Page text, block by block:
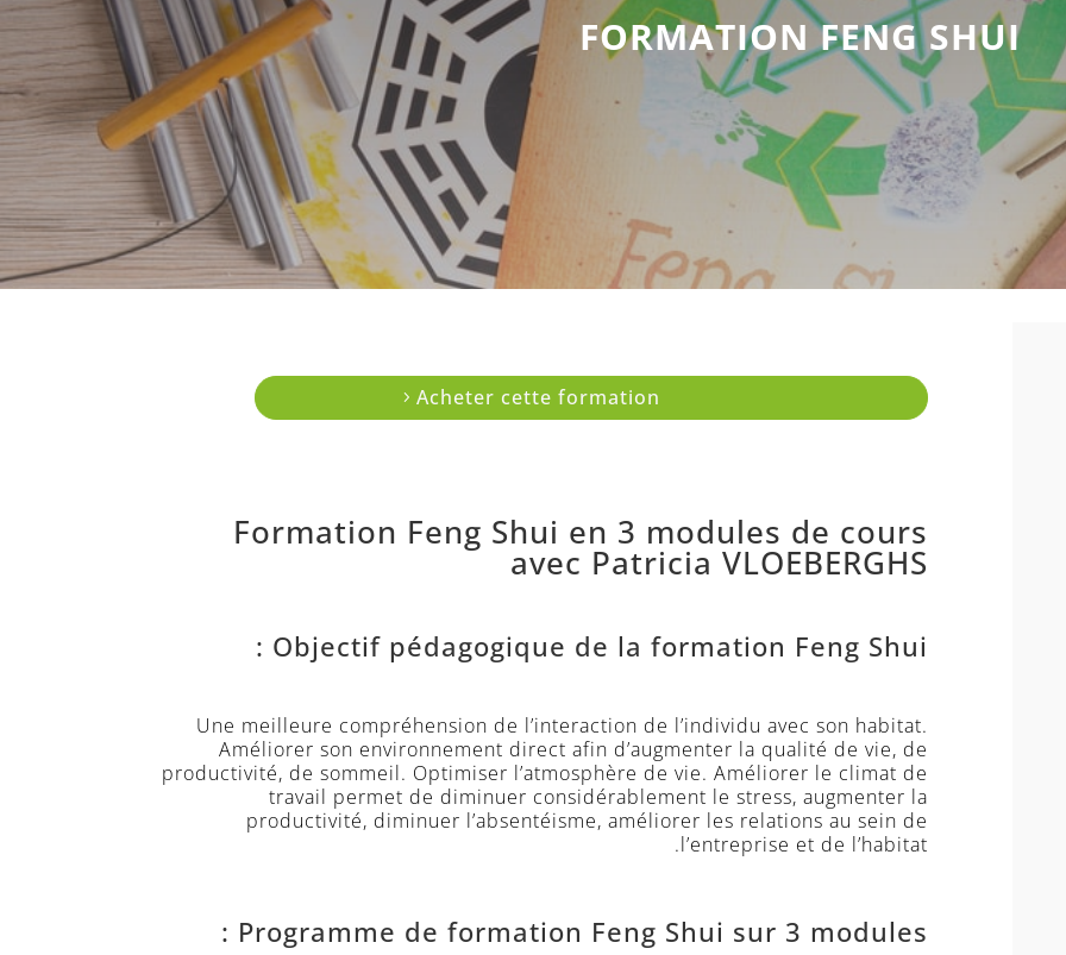
FORMATION FENG SHUI
Acheter cette formation
Formation Feng Shui en 3 modules de cours
avec Patricia VLOEBERGHS
Objectif pédagogique de la formation Feng Shui :
Une meilleure compréhension de l’interaction de l’individu avec son habitat.
Améliorer son environnement direct afin d’augmenter la qualité de vie, de
productivité, de sommeil. Optimiser l’atmosphère de vie. Améliorer le climat de
travail permet de diminuer considérablement le stress, augmenter la
productivité, diminuer l’absentéisme, améliorer les relations au sein de
l’entreprise et de l’habitat.
Programme de formation Feng Shui sur 3 modules :